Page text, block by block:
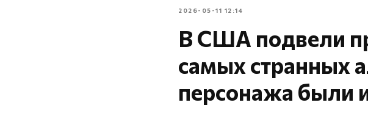
2026-05-11 12:14
В США подвели
самых странных
персонажа были